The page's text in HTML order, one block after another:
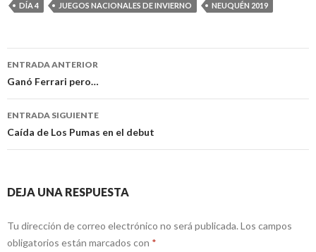
DÍA 4 JUEGOS NACIONALES DE INVIERNO NEUQUÉN 2019
Navegación
de
entradas
ENTRADA ANTERIOR
Ganó Ferrari pero…
ENTRADA SIGUIENTE
Caída de Los Pumas en el debut
DEJA UNA RESPUESTA
Tu dirección de correo electrónico no será publicada. Los campos
obligatorios están marcados con *